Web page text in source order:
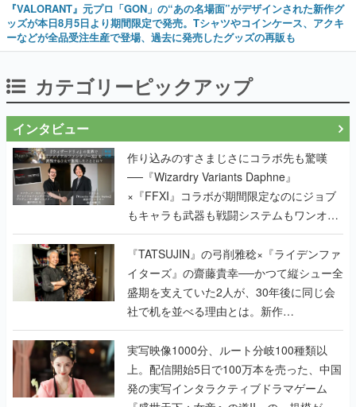
『VALORANT』元プロ「GON」の“あの名場面”がデザインされた新作グ
ッズが本日8月5日より期間限定で発売。Tシャツやコインケース、アクキ
ーなどが全品受注生産で登場、過去に発売したグッズの再販も
カテゴリーピックアップ
インタビュー
作り込みのすさまじさにコラボ先も驚嘆
──『Wizardry Variants Daphne』
×『FFXI』コラボが期間限定なのにジョブ
もキャラも武器も戦闘システムもワンオフ
で作り込まれた理由を両ディレクターに聞
く
『TATSUJIN』の弓削雅稔×『ライデンファ
イターズ』の齋藤貴幸──かつて縦シュー全
盛期を支えていた2人が、30年後に同じ会
社で机を並べる理由とは。新作
『TATSUJIN EXTREME』で初タッグを組
んだレジェンド2人に訊く開発秘話
実写映像1000分、ルート分岐100種類以
上。配信開始5日で100万本を売った、中国
発の実写インタラクティブドラマゲーム